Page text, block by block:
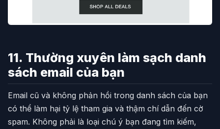
11. Thường xuyên làm sạch danh
sách email của bạn
Email cũ và không phản hồi trong danh sách của bạn
có thể làm hại tỷ lệ tham gia và thậm chí dẫn đến cờ
spam. Không phải là loại chú ý bạn đang tìm kiếm,